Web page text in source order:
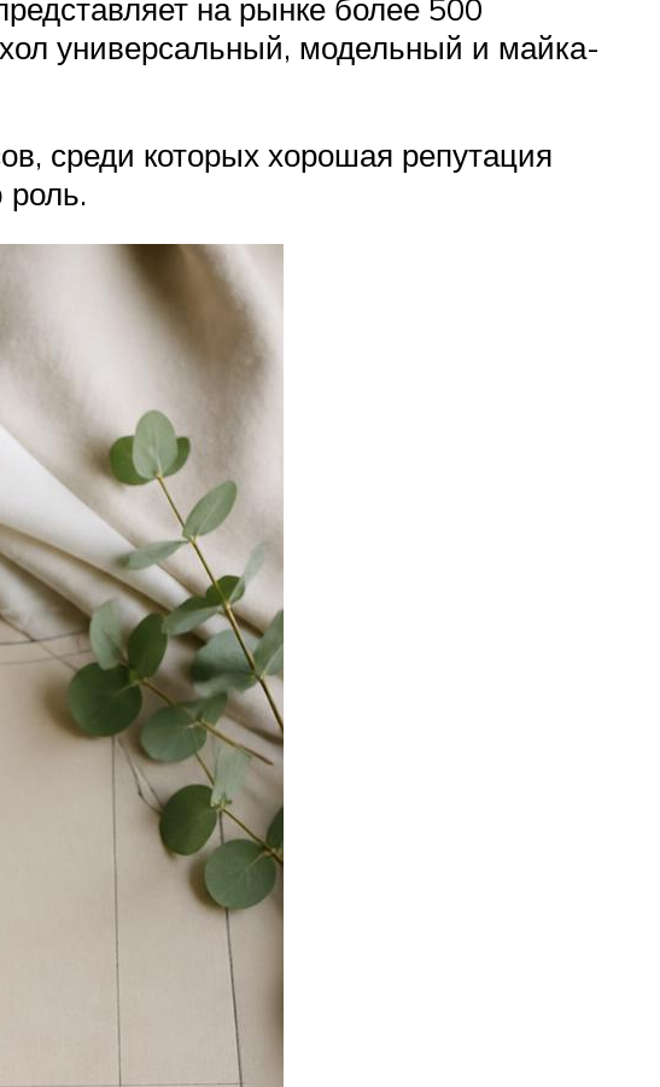
на рынке более 500
универсальный, модельный и майка-
среди которых хорошая репутация
роль.